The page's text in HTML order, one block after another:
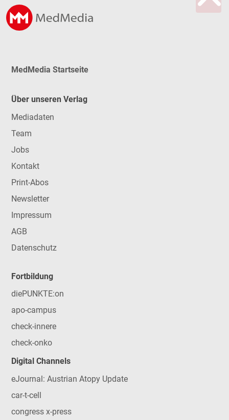
MedMedia Startseite
Über unseren Verlag
Mediadaten
Team
Jobs
Kontakt
Print-Abos
Newsletter
Impressum
AGB
Datenschutz
Fortbildung
diePUNKTE:on
apo-campus
check-innere
check-onko
Digital Channels
eJournal: Austrian Atopy Update
car-t-cell
congress x-press